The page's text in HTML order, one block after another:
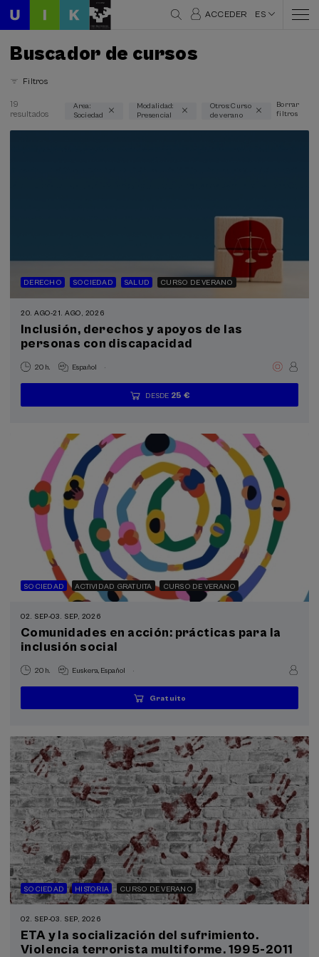
ACCEDER ES
Buscador de cursos
Filtros
Áreas temáticas
Programas especiales
Cursos para Tod@s (6)
Donostia Kultura (4)
La Salud, un Compromiso con las Personas (1)
Objetivos de desarrollo sostenible
19
resultados
Area:
Sociedad
Modalidad:
Presencial
Otros: Curso
de verano
Borrar
filtros
DERECHO SOCIEDAD SALUD CURSO DE VERANO
20. AGO-21. AGO, 2026
Inclusión, derechos y apoyos de las
personas con discapacidad
20 h. Español .
...
DESDE 25 €
Últimas
plazas
Gratuito
Fecha
pasada
Lista
de
Plazo
de
SOCIEDAD ACTIVIDAD GRATUITA CURSO DE VERANO
02. SEP-03. SEP, 2026
Comunidades en acción: prácticas para la
inclusión social
20 h. Euskera Español .
...
Gratuito
Últimas
plazas
Gratuito
Fecha
pasada
Lista
de
Plazo
de
SOCIEDAD HISTORIA CURSO DE VERANO
02. SEP-03. SEP, 2026
ETA y la socialización del sufrimiento.
Violencia terrorista multiforme. 1995-2011